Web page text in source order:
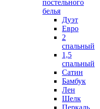
постельного
белья
Дуэт
Евро
2
спальный
1,5
спальный
Сатин
Бамбук
Лен
Шелк
Перкаль